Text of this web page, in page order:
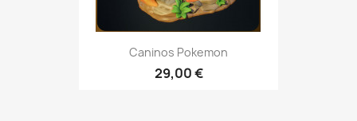
Caninos Pokemon
29,00 €